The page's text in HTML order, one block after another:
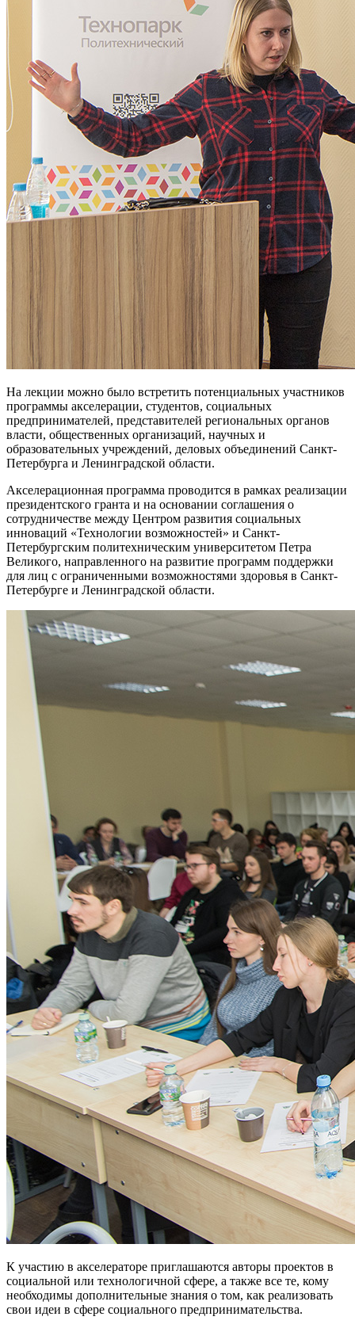
На лекции можно было встретить потенциальных участников
программы акселерации, студентов, социальных
предпринимателей, представителей региональных органов
власти, общественных организаций, научных и
образовательных учреждений, деловых объединений Санкт-
Петербурга и Ленинградской области.
Акселерационная программа проводится в рамках реализации
президентского гранта и на основании соглашения о
сотрудничестве между Центром развития социальных
инноваций «Технологии возможностей» и Санкт-
Петербургским политехническим университетом Петра
Великого, направленного на развитие программ поддержки
для лиц с ограниченными возможностями здоровья в Санкт-
Петербурге и Ленинградской области.
К участию в акселераторе приглашаются авторы проектов в
социальной или технологичной сфере, а также все те, кому
необходимы дополнительные знания о том, как реализовать
свои идеи в сфере социального предпринимательства.